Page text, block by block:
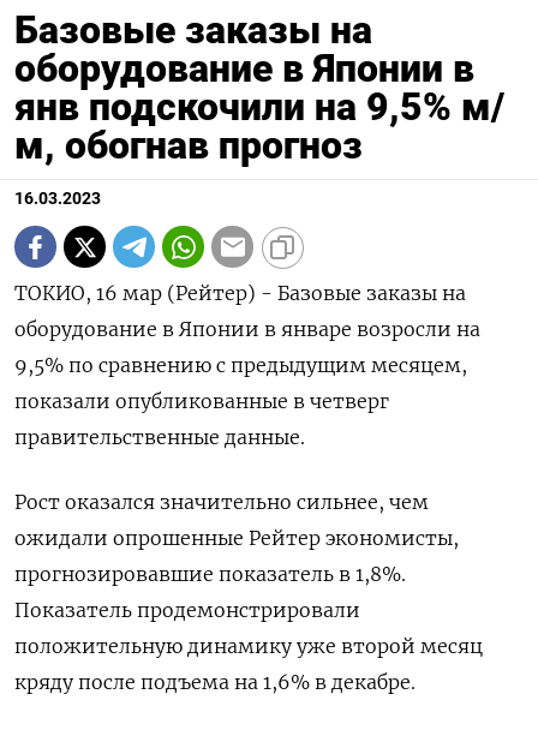
Базовые заказы на
оборудование в Японии в
янв подскочили на 9,5% м/
м, обогнав прогноз
16.03.2023
ТОКИО, 16 мар (Рейтер) - Базовые заказы на
оборудование в Японии в январе возросли на
9,5% по сравнению с предыдущим месяцем,
показали опубликованные в четверг
правительственные данные.
Рост оказался значительно сильнее, чем
ожидали опрошенные Рейтер экономисты,
прогнозировавшие показатель в 1,8%.
Показатель продемонстрировали
положительную динамику уже второй месяц
кряду после подъема на 1,6% в декабре.